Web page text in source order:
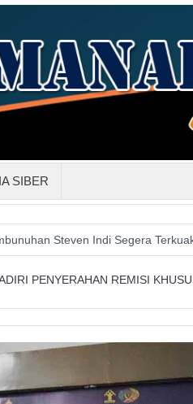
SIBER
Indi Segera Terkuak Wali
PENYERAHAN REMISI